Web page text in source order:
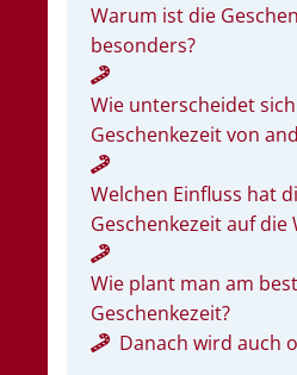
Warum ist die
besonders?
Wie unterscheidet
Geschenkezeit von
Welchen Einfluss hat
Geschenkezeit auf die
Wie plant man am
Geschenkezeit?
Danach wird auch